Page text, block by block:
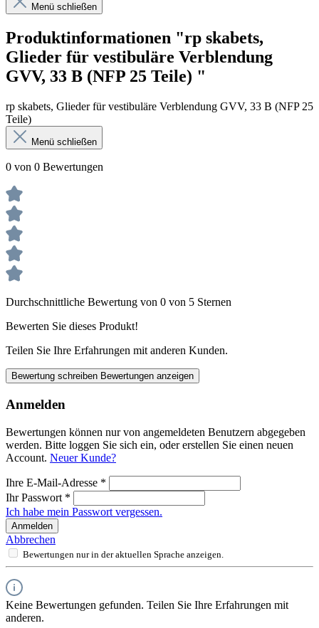
Menü schließen
Produktinformationen "rp skabets,
Glieder für vestibuläre Verblendung
GVV, 33 B (NFP 25 Teile) "
rp skabets, Glieder für vestibuläre Verblendung GVV, 33 B (NFP 25
Teile)
Menü schließen
0 von 0 Bewertungen
Durchschnittliche Bewertung von 0 von 5 Sternen
Bewerten Sie dieses Produkt!
Teilen Sie Ihre Erfahrungen mit anderen Kunden.
Bewertung schreiben Bewertungen anzeigen
Anmelden
Bewertungen können nur von angemeldeten Benutzern abgegeben
werden. Bitte loggen Sie sich ein, oder erstellen Sie einen neuen
Account. Neuer Kunde?
Ihre E-Mail-Adresse *
Ihr Passwort *
Ich habe mein Passwort vergessen.
Anmelden
Abbrechen
Bewertungen nur in der aktuellen Sprache anzeigen.
Keine Bewertungen gefunden. Teilen Sie Ihre Erfahrungen mit
anderen.